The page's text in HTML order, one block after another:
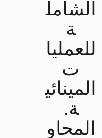
الشامل
ة
للعمليا
ت
المينائي
ة.
المحاو